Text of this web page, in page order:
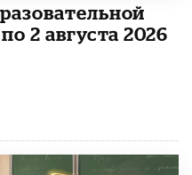
2 августа 2026